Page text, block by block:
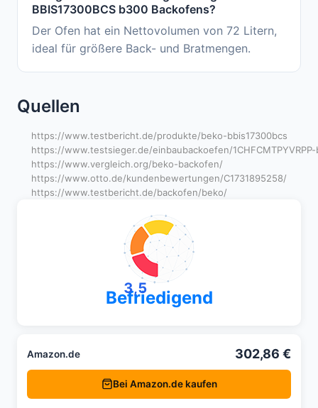
BBIS17300BCS b300 Backofens?
Der Ofen hat ein Nettovolumen von 72 Litern,
ideal für größere Back- und Bratmengen.
Quellen
https://www.testbericht.de/produkte/beko-bbis17300bcs
https://www.testsieger.de/einbaubackoefen/
https://www.vergleich.org/beko-backofen/
https://www.otto.de/kundenbewertungen/C1731895258/
https://www.testbericht.de/backofen/beko/
3,5
Befriedigend
Amazon.de 302,86 €
Bei Amazon.de kaufen